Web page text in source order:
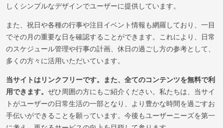
しくシンプルなデザインでユーザーに提供しています。
また、祝日や各種の行事や注目イベント情報も網羅しており、一目
でその月の重要な日を確認することができます。これにより、日常
のスケジュール管理や行事の計画、休日の過ごし方の参考として、
多くの方々に活用いただいています。
当サイトはリンクフリーです。また、全てのコンテンツを無料で利
用できます。 ぜひ周囲の方にもご紹介ください。私たちは、当サイ
トがユーザーの日常生活の一部となり、より豊かな時間を過ごすお
手伝いができることを願っています。今後もユーザーニーズを第一